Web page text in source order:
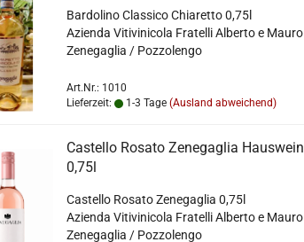
Bardolino Classico Chiaretto 0,75l
Azienda Vitivinicola Fratelli Alberto e Mauro
Zenegaglia / Pozzolengo
Art.Nr.: 1010
Lieferzeit:
1-3 Tage (Ausland abweichend)
Castello Rosato Zenegaglia Hauswein
0,75l
Castello Rosato Zenegaglia 0,75l
Azienda Vitivinicola Fratelli Alberto e Mauro
Zenegaglia / Pozzolengo